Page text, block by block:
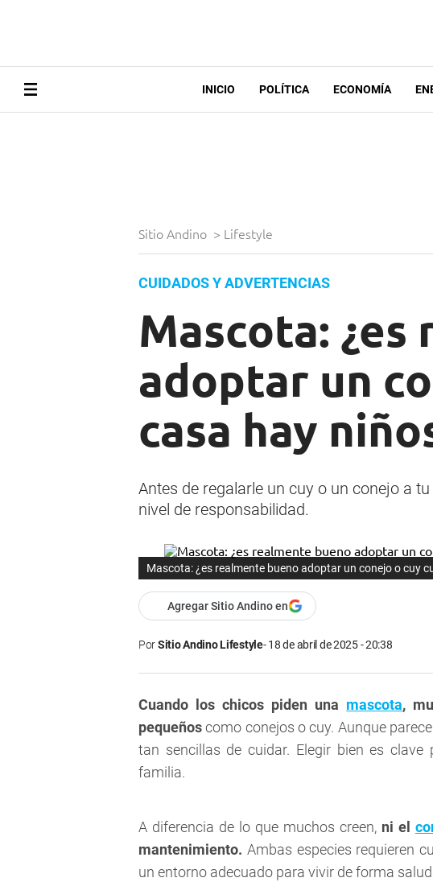
INICIO POLÍTICA ECONOMÍA
Sitio Andino > Lifestyle
CUIDADOS Y ADVERTENCIAS
Mascota:
adoptar un
casa hay
Antes de regalarle un cuy o un conejo a
nivel de responsabilidad.
Mascota: ¿es realmente bueno adoptar un conejo o cuy
Agregar Sitio Andino en
PorSitio Andino Lifestyle 18 de abril de 2025 - 20:38
Cuando los chicos piden una mascota,
pequeñoscomo conejos o cuy. Aunque
tan sencillas de cuidar. Elegir bien es
familia.
A diferencia de lo que muchos creen, ni el
mantenimiento. Ambas especies requieren
un entorno adecuado para vivir de forma